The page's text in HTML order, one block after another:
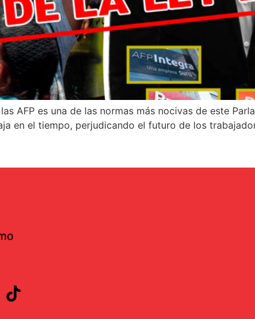
AFP es una de las normas más nocivas de este
en el tiempo, perjudicando el futuro de los